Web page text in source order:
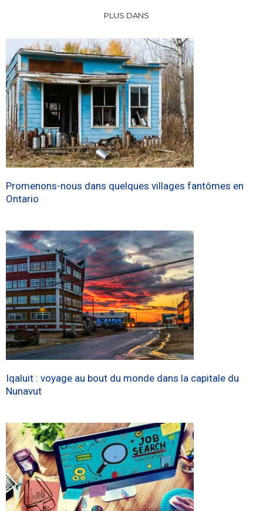
PLUS DANS
Promenons-nous dans quelques villages fantômes en
Ontario
Iqaluit : voyage au bout du monde dans la capitale du
Nunavut